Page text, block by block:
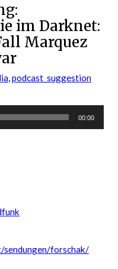
im Darknet:
Marquez
, podcast_suggestion
00:00
forschak/